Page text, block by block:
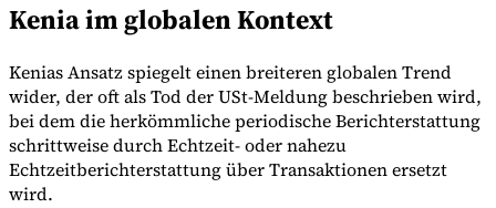
Kenia im globalen Kontext
Kenias Ansatz spiegelt einen breiteren globalen Trend
wider, der oft als Tod der USt-Meldung beschrieben wird,
bei dem die herkömmliche periodische Berichterstattung
schrittweise durch Echtzeit- oder nahezu
Echtzeitberichterstattung über Transaktionen ersetzt
wird.